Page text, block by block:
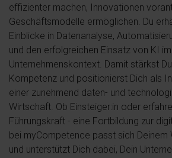
effizienter machen, Innovationen
Geschäftsmodelle ermöglichen. Du
Einblicke in Datenanalyse,
und den erfolgreichen Einsatz von KI im
Unternehmenskontext. Damit stärkst
Kompetenz und positionierst Dich als
einer zunehmend daten- und
Wirtschaft. Ob Einsteiger:in oder
Führungskraft - eine Fortbildung zur
bei myCompetence passt sich Deinem
und unterstützt Dich dabei, Dein